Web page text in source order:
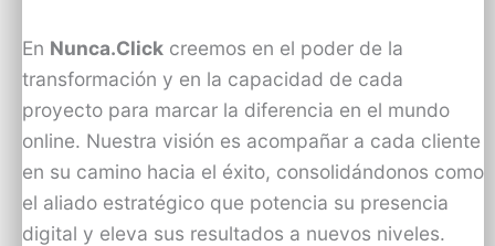
En Nunca.Click creemos en el poder de la
transformación y en la capacidad de cada
proyecto para marcar la diferencia en el mundo
online. Nuestra visión es acompañar a cada cliente
en su camino hacia el éxito, consolidándonos como
el aliado estratégico que potencia su presencia
digital y eleva sus resultados a nuevos niveles.